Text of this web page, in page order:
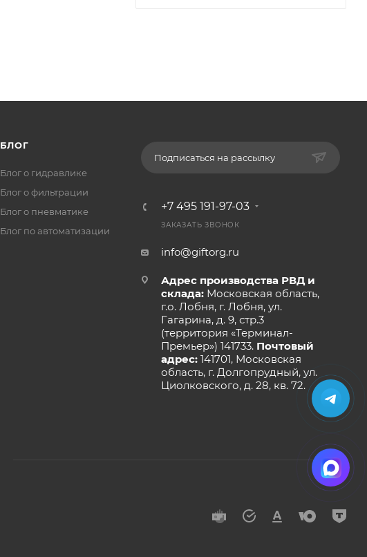
БЛОГ
Блог о гидравлике
Блог о фильтрации
Блог о пневматике
Блог по автоматизации
Подписаться на рассылку
+7 495 191-97-03
ЗАКАЗАТЬ ЗВОНОК
info@giftorg.ru
Адрес производства РВД и
склада:Московская область,
г.о. Лобня, г. Лобня, ул.
Гагарина, д. 9, стр.3
(территория «Терминал-
Премьер») 141733. Почтовый
адрес:141701, Московская
область, г. Долгопрудный, ул.
Циолковского, д. 28, кв. 72.